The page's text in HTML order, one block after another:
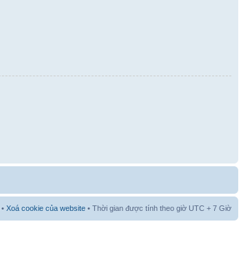
• Xoá cookie của website • Thời gian được tính theo giờ UTC + 7 Giờ